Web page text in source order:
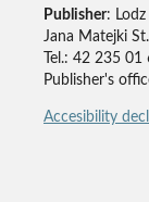
Publisher: Lodz
Jana Matejki
Tel.: 42 235
Publisher's
Accesibility